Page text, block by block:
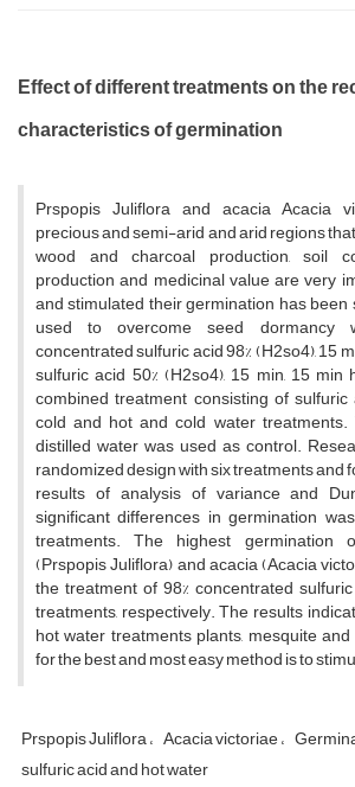
Effect of different treatments on the
characteristics of germination
Prspopis Juliflora and acacia Acacia
precious and semi-arid and arid regions
wood and charcoal production, soil
production and medicinal value are very
and stimulated their germination has
used to overcome seed dormancy
concentrated sulfuric acid 98% (H2so4), 15
sulfuric acid 50% (H2so4), 15 min, 15
combined treatment consisting of
cold and hot and cold water
distilled water was used as control.
randomized design with six treatments and
results of analysis of variance and
significant differences in germination
treatments. The highest germination
(Prspopis Juliflora) and acacia (Acacia
the treatment of 98% concentrated
treatments, respectively. The results
hot water treatments plants, mesquite
for the best and most easy method is to
Prspopis Juliflora Acacia victoriae
sulfuric acid and hot water